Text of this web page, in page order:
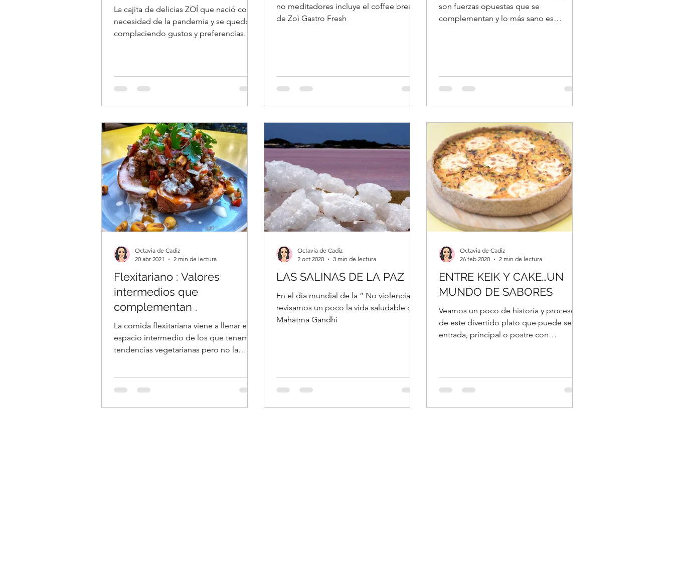
La cajita de delicias ZOÍ que nació como
necesidad de la pandemia y se quedó
complaciendo gustos y preferencias.
no meditadores incluye el coffee break
de Zoì Gastro Fresh
son fuerzas opuestas que se
complementan y lo más sano es
Flexitariano : Valores
intermedios que
complementan .
La comida flexitariana viene a llenar el
espacio intermedio de los que tenemos
tendencias vegetarianas pero no la
Octavia de Cadiz
20 abr 2021
2 min de lectura
LAS SALINAS DE LA PAZ
En el día mundial de la “ No violencia” ,
revisamos un poco la vida saludable de
Mahatma Gandhi
Octavia de Cadiz
2 oct 2020
3 min de lectura
ENTRE KEIK Y CAKE…UN
MUNDO DE SABORES
Veamos un poco de historia y procesos
de este divertido plato que puede ser
entrada, principal o postre con
Octavia de Cadiz
26 feb 2020
2 min de lectura